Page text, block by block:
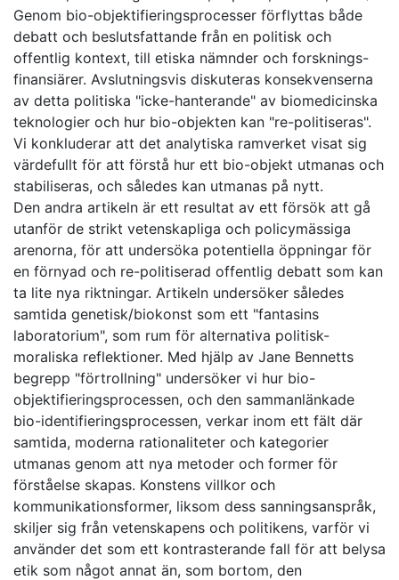
Genom bio-objektifieringsprocesser förflyttas både
debatt och beslutsfattande från en politisk och
offentlig kontext, till etiska nämnder och forsknings-
finansiärer. Avslutningsvis diskuteras konsekvenserna
av detta politiska "icke-hanterande" av biomedicinska
teknologier och hur bio-objekten kan "re-politiseras".
Vi konkluderar att det analytiska ramverket visat sig
värdefullt för att förstå hur ett bio-objekt utmanas och
stabiliseras, och således kan utmanas på nytt.
Den andra artikeln är ett resultat av ett försök att gå
utanför de strikt vetenskapliga och policymässiga
arenorna, för att undersöka potentiella öppningar för
en förnyad och re-politiserad offentlig debatt som kan
ta lite nya riktningar. Artikeln undersöker således
samtida genetisk/biokonst som ett "fantasins
laboratorium", som rum för alternativa politisk-
moraliska reflektioner. Med hjälp av Jane Bennetts
begrepp "förtrollning" undersöker vi hur bio-
objektifieringsprocessen, och den sammanlänkade
bio-identifieringsprocessen, verkar inom ett fält där
samtida, moderna rationaliteter och kategorier
utmanas genom att nya metoder och former för
förståelse skapas. Konstens villkor och
kommunikationsformer, liksom dess sanningsanspråk,
skiljer sig från vetenskapens och politikens, varför vi
använder det som ett kontrasterande fall för att belysa
etik som något annat än, som bortom, den